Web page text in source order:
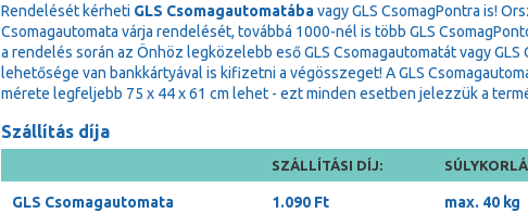
Rendelését kérheti GLS Csomagautomatábavagy GLS CsomagPontra is!
Csomagautomata várja rendelését, továbbá 1000-nél is több GLS
a rendelés során az Önhöz legközelebb eső GLS Csomagautomatát vagy
lehetősége van bankkártyával is kifizetni a végösszeget! A GLS
mérete legfeljebb 75 x 44 x 61 cm lehet - ezt minden esetben jelezzük a
Szállítás díja
SZÁLLÍTÁSI DÍJ:
GLS Csomagautomata 1.090 Ft max. 40 kg